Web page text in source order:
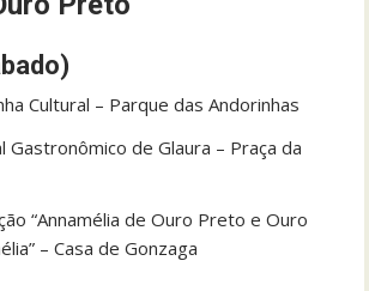
Cultural – Parque das Andorinhas
Gastronômico de Glaura – Praça da
“Annamélia de Ouro Preto e Ouro
– Casa de Gonzaga